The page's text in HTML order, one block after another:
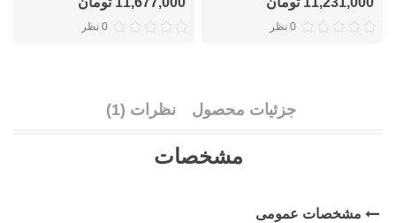
0 نظر 0 نظر
جزئیات محصول نظرات (1)
مشخصات
مشخصات عمومی